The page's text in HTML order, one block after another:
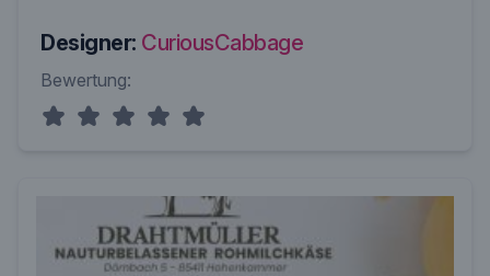
Designer: CuriousCabbage
Bewertung: